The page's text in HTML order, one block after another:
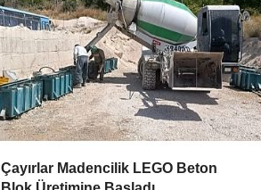
Çayırlar Madencilik LEGO Beton